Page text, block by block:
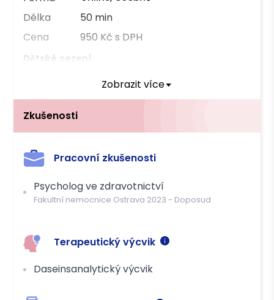
Délka
50 min
Cena
950 Kč s DPH
Dětské sezení
Osobně, Online
Délka
50 min
Cena
Forma Osobně, Online
Délka
90 min
Cena
1800 Kč s DPH
Můžete čerpat příspěvek těchto pojišťoven
OZP
Zobrazit více
Zkušenosti
Pracovní zkušenosti
Psycholog ve zdravotnictví
Fakultní nemocnice Ostrava 2023 - Doposud
Terapeutický výcvik
Daseinsanalytický výcvik